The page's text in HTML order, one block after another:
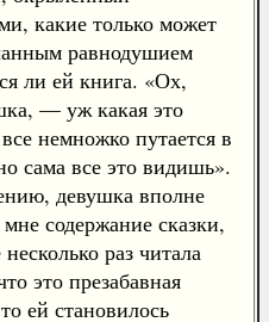
какие только может
равнодушием
ли ей книга. «Ох,
— уж какая это
немножко путается в
сама все это видишь».
девушка вполне
содержание сказки,
раз читала
это презабавная
ей становилось